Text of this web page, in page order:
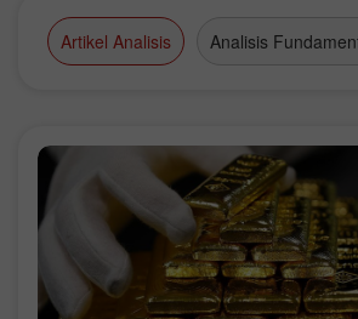
Artikel Analisis Analisis